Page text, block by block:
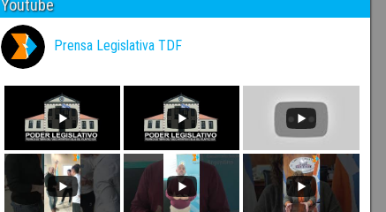
Youtube
Prensa Legislativa TDF